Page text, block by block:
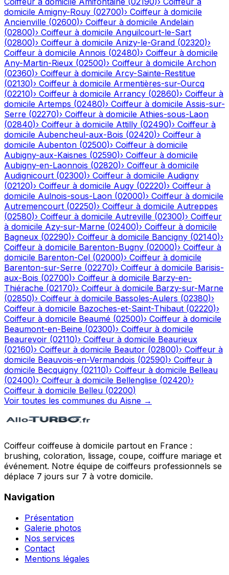
domicile Amigny-Rouy (02700)› Coiffeur à domicile
Ancienville (02600)› Coiffeur à domicile Andelain
(02800)› Coiffeur à domicile Anguilcourt-le-Sart
(02800)› Coiffeur à domicile Anizy-le-Grand (02320)›
Coiffeur à domicile Annois (02480)› Coiffeur à domicile
Any-Martin-Rieux (02500)› Coiffeur à domicile Archon
(02360)› Coiffeur à domicile Arcy-Sainte-Restitue
(02130)› Coiffeur à domicile Armentières-sur-Ourcq
(02210)› Coiffeur à domicile Arrancy (02860)› Coiffeur à
domicile Artemps (02480)› Coiffeur à domicile Assis-sur-
Serre (02270)› Coiffeur à domicile Athies-sous-Laon
(02840)› Coiffeur à domicile Attilly (02490)› Coiffeur à
domicile Aubencheul-aux-Bois (02420)› Coiffeur à
domicile Aubenton (02500)› Coiffeur à domicile
Aubigny-aux-Kaisnes (02590)› Coiffeur à domicile
Aubigny-en-Laonnois (02820)› Coiffeur à domicile
Audignicourt (02300)› Coiffeur à domicile Audigny
(02120)› Coiffeur à domicile Augy (02220)› Coiffeur à
domicile Aulnois-sous-Laon (02000)› Coiffeur à domicile
Autremencourt (02250)› Coiffeur à domicile Autreppes
(02580)› Coiffeur à domicile Autreville (02300)› Coiffeur
à domicile Azy-sur-Marne (02400)› Coiffeur à domicile
Bagneux (02290)› Coiffeur à domicile Bancigny (02140)›
Coiffeur à domicile Barenton-Bugny (02000)› Coiffeur à
domicile Barenton-Cel (02000)› Coiffeur à domicile
Barenton-sur-Serre (02270)› Coiffeur à domicile Barisis-
aux-Bois (02700)› Coiffeur à domicile Barzy-en-
Thiérache (02170)› Coiffeur à domicile Barzy-sur-Marne
(02850)› Coiffeur à domicile Bassoles-Aulers (02380)›
Coiffeur à domicile Bazoches-et-Saint-Thibaut (02220)›
Coiffeur à domicile Beaumé (02500)› Coiffeur à domicile
Beaumont-en-Beine (02300)› Coiffeur à domicile
Beaurevoir (02110)› Coiffeur à domicile Beaurieux
(02160)› Coiffeur à domicile Beautor (02800)› Coiffeur à
domicile Beauvois-en-Vermandois (02590)› Coiffeur à
domicile Becquigny (02110)› Coiffeur à domicile Belleau
(02400)› Coiffeur à domicile Bellenglise (02420)›
Coiffeur à domicile Belleu (02200)
Voir toutes les communes du Aisne →
Coiffeur coiffeuse à domicile partout en France :
brushing, coloration, lissage, coupe, coiffure mariage et
événement. Notre équipe de coiffeurs professionnels se
déplace 7 jours sur 7 à votre domicile.
Navigation
Présentation
Galerie photos
Nos services
Contact
Mentions légales